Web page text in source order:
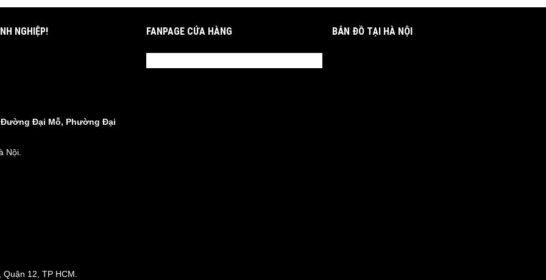
NGHIỆP!
Đường Đại Mỗ, Phường Đại
Nội.
12, TP HCM.
FANPAGE CỬA HÀNG BẢN ĐỒ TẠI HÀ NỘI